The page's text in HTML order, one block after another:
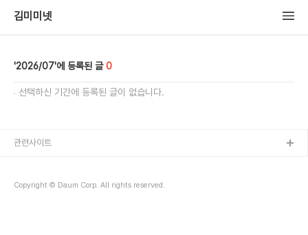
김미미넷
2026/07 0
선택하신 기간에 등록된 글이 없습니다.
Copyright © Daum Corp. All rights reserved.
관련사이트